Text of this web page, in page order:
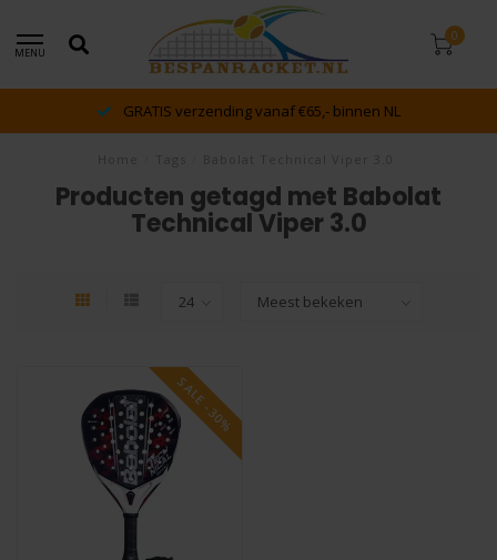
MENU
0
GRATIS verzending vanaf €65,- binnen NL
Producten getagd met Babolat
Technical Viper 3.0
SALE -30%